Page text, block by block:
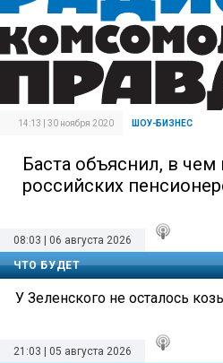
14:13 | 30 ноября 2020 ШОУ-БИЗНЕС
Баста объяснил, в
российских
08:03 | 06 августа 2026
ЧТО БУДЕТ
У Зеленского не осталось
21:03 | 05 августа 2026